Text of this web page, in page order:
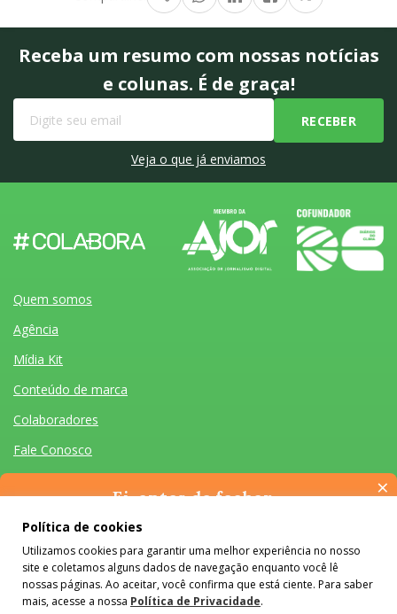
Receba um resumo com nossas notícias
e colunas. É de graça!
Veja o que já enviamos
Quem somos
Agência
Mídia Kit
Conteúdo de marca
Colaboradores
Fale Conosco
Quem somos Agência Mídia Kit Conteúdo de marca Colaboradores Fale Conosco
Desenvolvido por Homem Máquina - Todos os Direitos Reservados 2026
Política de cookies
Utilizamos cookies para garantir uma melhor experiência no nosso
site e coletamos alguns dados de navegação enquanto você lê
nossas páginas. Ao aceitar, você confirma que está ciente. Para saber
mais, acesse a nossa Política de Privacidade.
×
Ei, antes de fechar…
Pense na importância de manter-se informado(a). Quer ter
colunistas e reportagens especiais? Receba a nossa newsletter.
É de graça :)